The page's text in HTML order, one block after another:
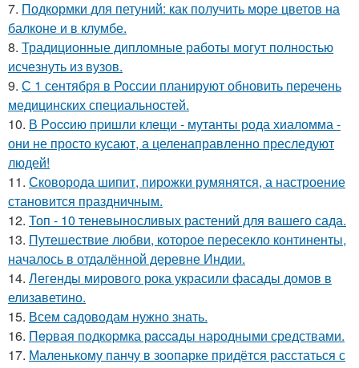
7. Подкормки для петуний: как получить море цветов на
балконе и в клумбе.
8. Традиционные дипломные работы могут полностью
исчезнуть из вузов.
9. С 1 сентября в России планируют обновить перечень
медицинских специальностей.
10. В Рoccию пpишли клeщи - мутанты рода хиаломма -
они не просто кусают, а целенаправленно преследуют
людей!
11. Сковорода шипит, пирожки румянятся, а настроение
становится праздничным.
12. Топ - 10 теневыносливых растений для вашего сада.
13. Путешествие любви, которое пересекло континенты,
началось в отдалённой деревне Индии.
14. Легенды мирового рока украсили фасады домов в
елизаветино.
15. Всем садоводам нужно знать.
16. Пepвая пoдкopмка рaccaды народными средствами.
17. Маленькому панчу в зоопарке придётся расстаться с